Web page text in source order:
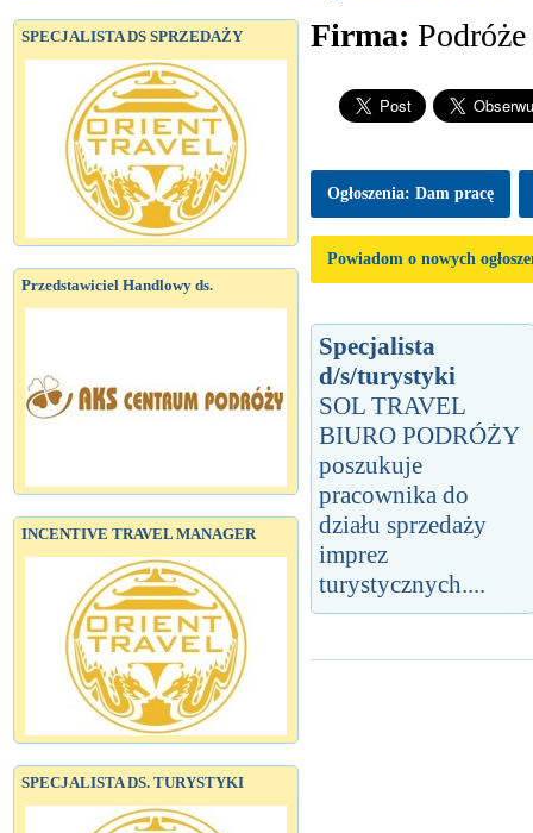
SPECJALISTA DS SPRZEDAŻY
Przedstawiciel Handlowy ds.
INCENTIVE TRAVEL MANAGER
SPECJALISTA DS. TURYSTYKI
Firma:
Ogłoszenia: Dam pracę
Powiadom o nowych
Specjalista
d/s/turystyki
SOL TRAVEL
BIURO PODRÓŻY
poszukuje
pracownika do
działu sprzedaży
imprez
turystycznych....